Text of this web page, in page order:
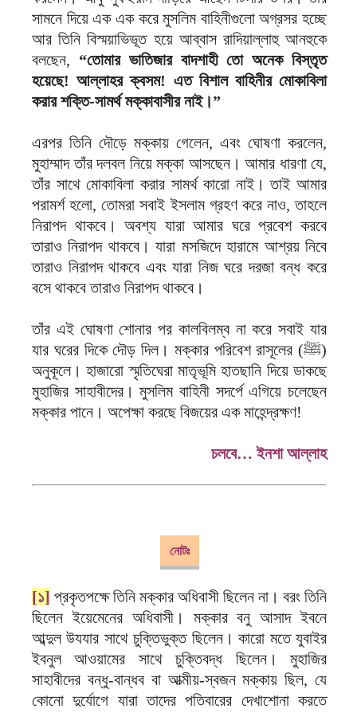
সামনে দিয়ে এক এক করে মুসলিম বাহিনীগুলো অগ্রসর হচ্ছে
আর তিনি বিস্ময়াভিভূত হয়ে আব্বাস রাদিয়াল্লাহু আনহুকে
বলছেন, “তোমার ভাতিজার বাদশাহী তো অনেক বিস্তৃত
হয়েছে! আল্লাহর ক্বসম! এত বিশাল বাহিনীর মোকাবিলা
করার শক্তি-সামর্থ মক্কাবাসীর নাই।”
এরপর তিনি দৌড়ে মক্কায় গেলেন, এবং ঘোষণা করলেন,
মুহাম্মাদ তাঁর দলবল নিয়ে মক্কা আসছেন। আমার ধারণা যে,
তাঁর সাথে মোকাবিলা করার সামর্থ কারো নাই। তাই আমার
পরামর্শ হলো, তোমরা সবাই ইসলাম গ্রহণ করে নাও, তাহলে
নিরাপদ থাকবে। অবশ্য যারা আমার ঘরে প্রবেশ করবে
তারাও নিরাপদ থাকবে। যারা মসজিদে হারামে আশ্রয় নিবে
তারাও নিরাপদ থাকবে এবং যারা নিজ ঘরে দরজা বন্ধ করে
বসে থাকবে তারাও নিরাপদ থাকবে।
তাঁর এই ঘোষণা শোনার পর কালবিলম্ব না করে সবাই যার
যার ঘরের দিকে দৌড় দিল। মক্কার পরিবেশ রাসূলের (ﷺ)
অনুকূলে। হাজারো স্মৃতিঘেরা মাতৃভূমি হাতছানি দিয়ে ডাকছে
মুহাজির সাহাবীদের। মুসলিম বাহিনী সদর্পে এগিয়ে চলেছেন
মক্কার পানে। অপেক্ষা করছে বিজয়ের এক মাহেন্দ্রক্ষণ!
চলবে… ইনশা আল্লাহ
নোটঃ
[১] প্রকৃতপক্ষে তিনি মক্কার অধিবাসী ছিলেন না। বরং তিনি
ছিলেন ইয়েমেনের অধিবাসী। মক্কার বনু আসাদ ইবনে
আব্দুল উযযার সাথে চুক্তিভুক্ত ছিলেন। কারো মতে যুবাইর
ইবনুল আওয়ামের সাথে চুক্তিবদ্ধ ছিলেন। মুহাজির
সাহাবীদের বন্ধু-বান্ধব বা আত্মীয়-স্বজন মক্কায় ছিল, যে
কোনো দুর্যোগে যারা তাদের পতিবারের দেখাশোনা করতে